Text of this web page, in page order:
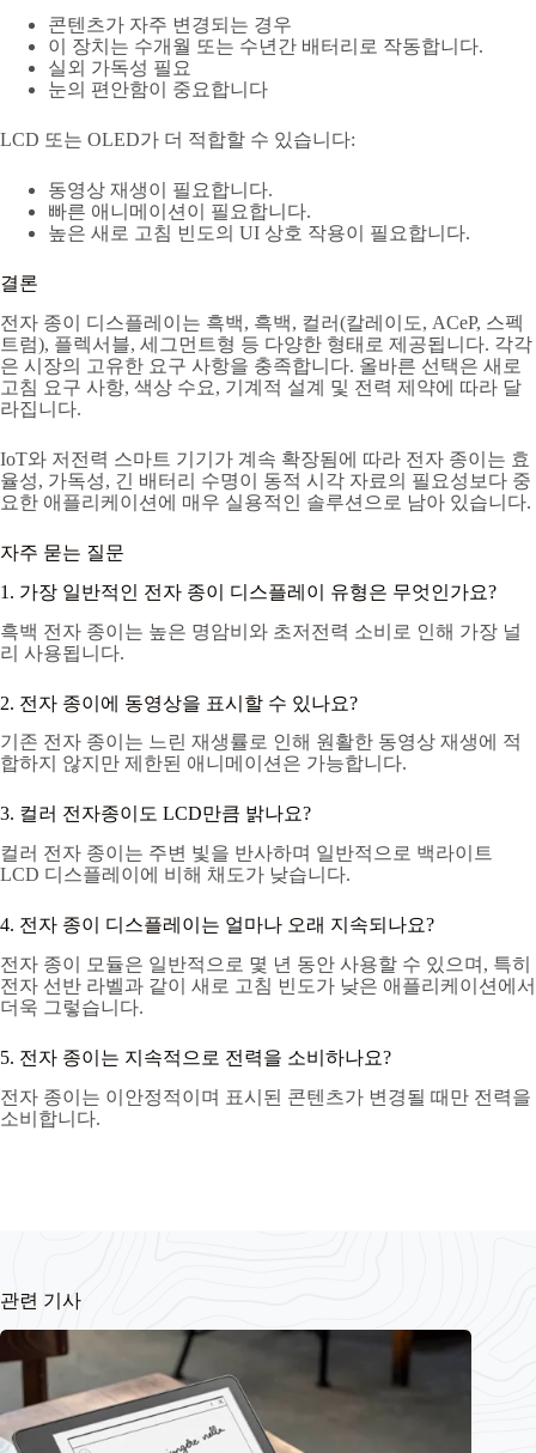
콘텐츠가 자주 변경되는 경우
이 장치는 수개월 또는 수년간 배터리로 작동합니다.
실외 가독성 필요
눈의 편안함이 중요합니다
LCD 또는 OLED가 더 적합할 수 있습니다:
동영상 재생이 필요합니다.
빠른 애니메이션이 필요합니다.
높은 새로 고침 빈도의 UI 상호 작용이 필요합니다.
결론
전자 종이 디스플레이는 흑백, 흑백, 컬러(칼레이도, ACeP, 스펙
트럼), 플렉서블, 세그먼트형 등 다양한 형태로 제공됩니다. 각각
은 시장의 고유한 요구 사항을 충족합니다. 올바른 선택은 새로
고침 요구 사항, 색상 수요, 기계적 설계 및 전력 제약에 따라 달
라집니다.
IoT와 저전력 스마트 기기가 계속 확장됨에 따라 전자 종이는 효
율성, 가독성, 긴 배터리 수명이 동적 시각 자료의 필요성보다 중
요한 애플리케이션에 매우 실용적인 솔루션으로 남아 있습니다.
자주 묻는 질문
1. 가장 일반적인 전자 종이 디스플레이 유형은 무엇인가요?
흑백 전자 종이는 높은 명암비와 초저전력 소비로 인해 가장 널
리 사용됩니다.
2. 전자 종이에 동영상을 표시할 수 있나요?
기존 전자 종이는 느린 재생률로 인해 원활한 동영상 재생에 적
합하지 않지만 제한된 애니메이션은 가능합니다.
3. 컬러 전자종이도 LCD만큼 밝나요?
컬러 전자 종이는 주변 빛을 반사하며 일반적으로 백라이트
LCD 디스플레이에 비해 채도가 낮습니다.
4. 전자 종이 디스플레이는 얼마나 오래 지속되나요?
전자 종이 모듈은 일반적으로 몇 년 동안 사용할 수 있으며, 특히
전자 선반 라벨과 같이 새로 고침 빈도가 낮은 애플리케이션에서
더욱 그렇습니다.
5. 전자 종이는 지속적으로 전력을 소비하나요?
전자 종이는 이안정적이며 표시된 콘텐츠가 변경될 때만 전력을
소비합니다.
관련 기사